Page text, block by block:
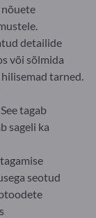
detailide
või sõlmida
tarned.
tagab
sageli ka
seotud